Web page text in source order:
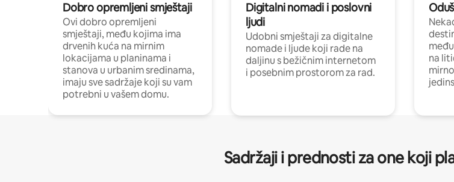
Dobro opremljeni smještaji
Ovi dobro opremljeni
smještaji, među kojima ima
drvenih kuća na mirnim
lokacijama u planinama i
stanova u urbanim sredinama,
imaju sve sadržaje koji su vam
potrebni u vašem domu.
Digitalni nomadi i poslovni
ljudi
Udobni smještaji za digitalne
nomade i ljude koji rade na
daljinu s bežičnim internetom
i posebnim prostorom za rad.
na
Sadržaji i prednosti za one koji